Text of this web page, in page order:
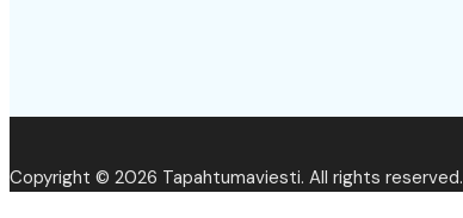
Copyright © 2026 Tapahtumaviesti. All rights reserved.